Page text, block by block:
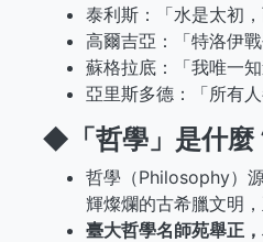
泰利斯：「水是太初
高爾吉亞：「特洛伊
蘇格拉底：「我唯一
亞里斯多德：「所有
◆ 「哲學」是什麼
哲學（Philosophy）
輝燦爛的古希臘文明
臺大哲學名師苑舉正